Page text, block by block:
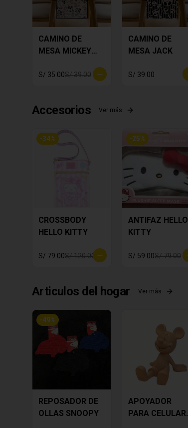
CAMINO DE
MESA MICKEY
S/ 35.00S/ 39.00
CAMINO DE
MESA JACK
S/ 39.00
Accesorios Ver más
-34%
CROSSBODY
HELLO KITTY
S/ 79.00S/ 120.00
-25%
ANTIFAZ HELLO
KITTY
S/ 59.00S/ 79.00
Articulos del hogar Ver más
-49%
REPOSADOR DE
OLLAS SNOOPY
APOYADOR
PARA CELULAR